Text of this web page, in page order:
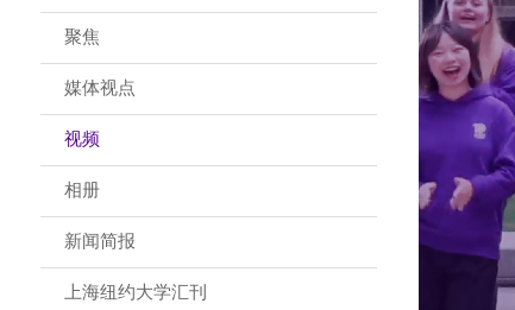
聚焦
媒体视点
视频
相册
新闻简报
上海纽约大学汇刊